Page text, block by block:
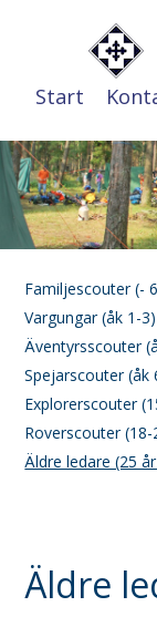
Start
Familjescouter (-
Vargungar (åk 1-3)
Äventyrsscouter
Spejarscouter (åk
Explorerscouter
Roverscouter (18-
Äldre ledare (25
Äldre